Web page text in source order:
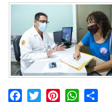
Facebook
Twitter PinterestWhatsApp